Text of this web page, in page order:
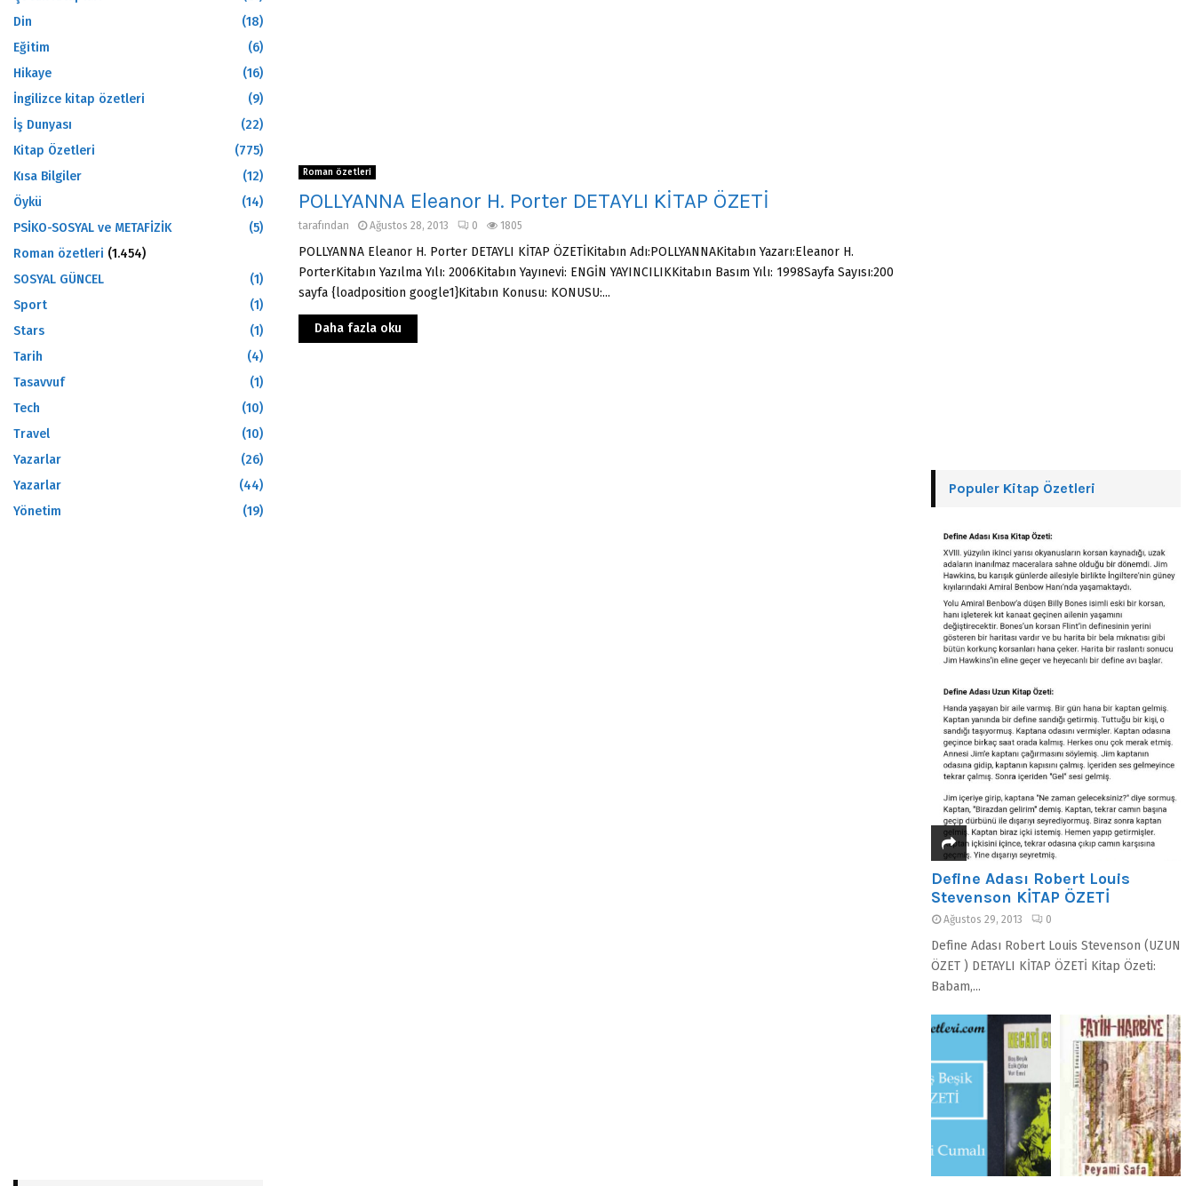
Roman özetleri
POLLYANNA Eleanor H. Porter DETAYLI KİTAP ÖZETİ
tarafından Ağustos 28, 2013 0 1805
POLLYANNA Eleanor H. Porter DETAYLI KİTAP ÖZETİKitabın Adı:POLLYANNAKitabın Yazarı:Eleanor H.
PorterKitabın Yazılma Yılı: 2006Kitabın Yayınevi: ENGİN YAYINCILIKKitabın Basım Yılı: 1998Sayfa Sayısı:200
sayfa {loadposition google1}Kitabın Konusu: KONUSU:...
Daha fazla oku
Din
(18)
Eğitim
(6)
Hikaye
(16)
İngilizce kitap özetleri
(9)
İş Dunyası
(22)
Kitap Özetleri
(775)
Kısa Bilgiler
(12)
Öykü
(14)
PSİKO-SOSYAL ve METAFİZİK
(5)
Roman özetleri (1.454)
SOSYAL GÜNCEL
(1)
Sport
(1)
Stars
(1)
Tarih
(4)
Tasavvuf
(1)
Tech
(10)
Travel
(10)
Yazarlar
(26)
Yazarlar
(44)
Yönetim
(19)
Populer Kitap Özetleri
Define Adası Robert Louis
Stevenson KİTAP ÖZETİ
Ağustos 29, 2013 0
Define Adası Robert Louis Stevenson (UZUN
ÖZET ) DETAYLI KİTAP ÖZETİ Kitap Özeti:
Babam,...